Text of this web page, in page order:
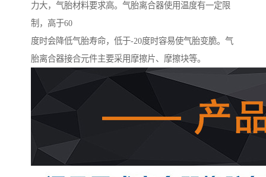
力大，气胎材料要求高。气胎离合器使用温度有一定限
制，高于60
度时会降低气胎寿命，低于-20度时容易使气胎变脆。气
胎离合器接合元件主要采用摩擦片、摩擦块等。